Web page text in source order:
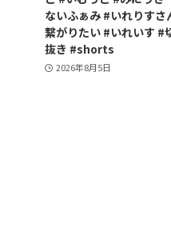
ないふぁみ #いれりすさ
繋がりたい #いれいす #
抜き #shorts
2026年8月5日